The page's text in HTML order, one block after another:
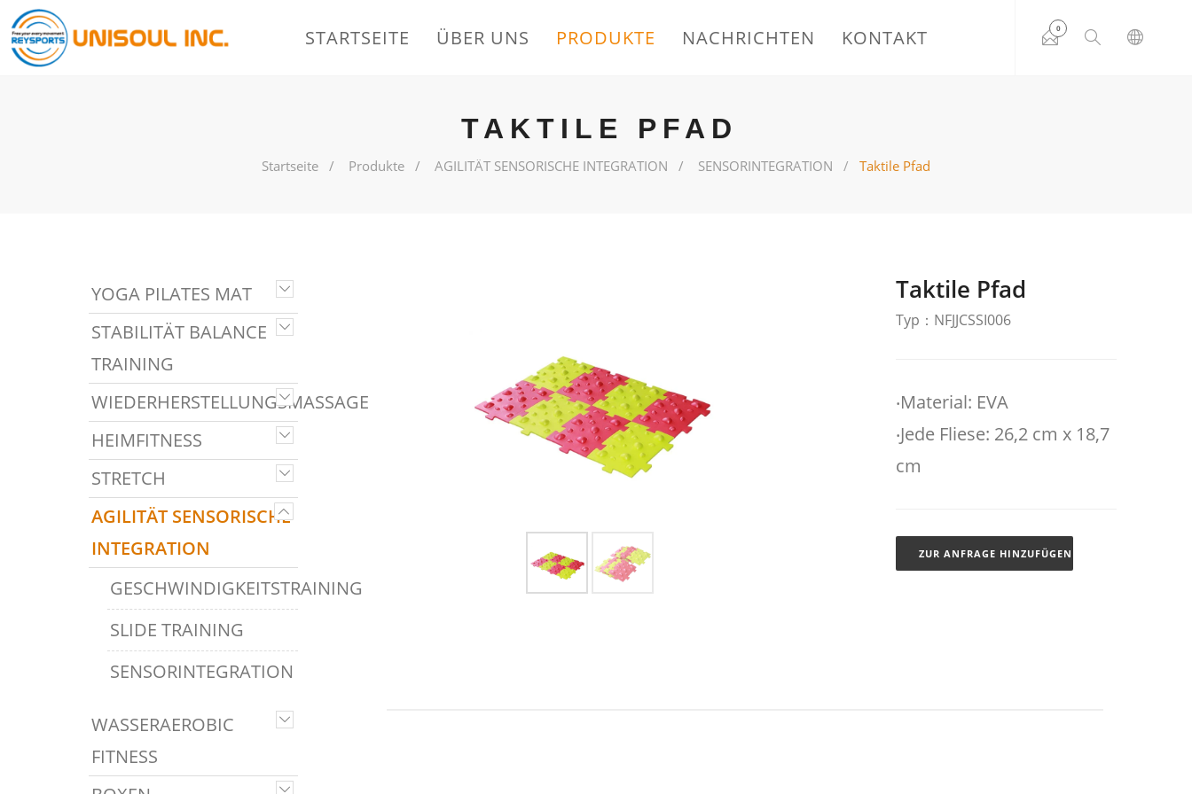
0
STARTSEITE ÜBER UNS PRODUKTE NACHRICHTEN KONTAKT
TAKTILE PFAD
Startseite Produkte AGILITÄT SENSORISCHE INTEGRATION SENSORINTEGRATION Taktile Pfad
YOGA PILATES MAT
STABILITÄT BALANCE
TRAINING
WIEDERHERSTELLUNGSMASSAGE
HEIMFITNESS
STRETCH
AGILITÄT SENSORISCHE
INTEGRATION
GESCHWINDIGKEITSTRAINING
SLIDE TRAINING
SENSORINTEGRATION
WASSERAEROBIC
FITNESS
Taktile Pfad
Typ：NFJJCSSI006
‧Material: EVA
‧Jede Fliese: 26,2 cm x 18,7
cm
ZUR ANFRAGE HINZUFÜGEN